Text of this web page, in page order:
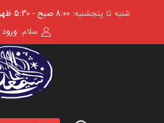
شنبه تا پنجشنبه:8:00 صبح - 5:30 ظهر
سلام. ورود